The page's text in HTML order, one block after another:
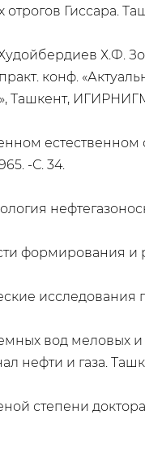
Гиссара.
Х.Ф.
конф.
Ташкент,
-С. 34.
формирования
исследования
вод меловых
нефти и газа.
степени